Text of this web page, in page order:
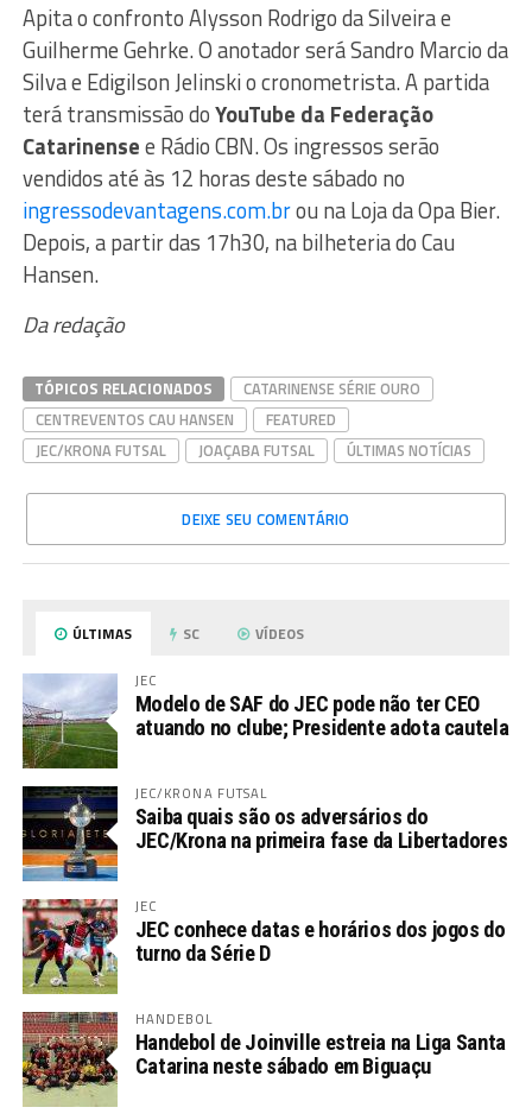
Apita o confronto Alysson Rodrigo da Silveira e
Guilherme Gehrke. O anotador será Sandro Marcio da
Silva e Edigilson Jelinski o cronometrista. A partida
terá transmissão doYouTube da Federação
Catarinensee Rádio CBN. Os ingressos serão
vendidos até às 12 horas deste sábado no
ingressodevantagens.com.brou na Loja da Opa Bier.
Depois, a partir das 17h30, na bilheteria do Cau
Hansen.
Da redação
TÓPICOS RELACIONADOS
CATARINENSE SÉRIE OURO
CENTREVENTOS CAU HANSEN
FEATURED
JEC/KRONA FUTSAL
JOAÇABA FUTSAL ÚLTIMAS NOTÍCIAS
DEIXE SEU COMENTÁRIO
ÚLTIMAS SC VÍDEOS
JEC
Modelo de SAF do JEC pode não ter CEO
atuando no clube; Presidente adota cautela
JEC/KRONA FUTSAL
Saiba quais são os adversários do
JEC/Krona na primeira fase da Libertadores
JEC
JEC conhece datas e horários dos jogos do
turno da Série D
HANDEBOL
Handebol de Joinville estreia na Liga Santa
Catarina neste sábado em Biguaçu